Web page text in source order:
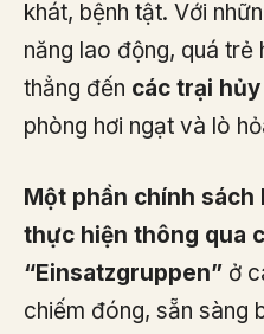
khát, bệnh tật. Với
năng lao động, quá
thẳng đến các trại
phòng hơi ngạt và lò
Một phần chính
thực hiện thông qua
“Einsatzgruppen” ở
chiếm đóng, sẵn sàng